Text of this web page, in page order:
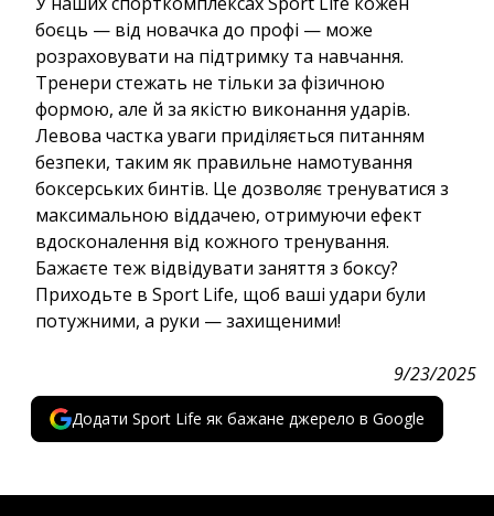
боєць — від новачка до профі — може
розраховувати на підтримку та навчання.
Тренери стежать не тільки за фізичною
формою, але й за якістю виконання ударів.
Левова частка уваги приділяється питанням
безпеки, таким як правильне намотування
боксерських бинтів. Це дозволяє тренуватися з
максимальною віддачею, отримуючи ефект
вдосконалення від кожного тренування.
Бажаєте теж відвідувати заняття з боксу?
Приходьте в Sport Life, щоб ваші удари були
потужними, а руки — захищеними!
9/23/2025
Додати Sport Life як бажане джерело в Google